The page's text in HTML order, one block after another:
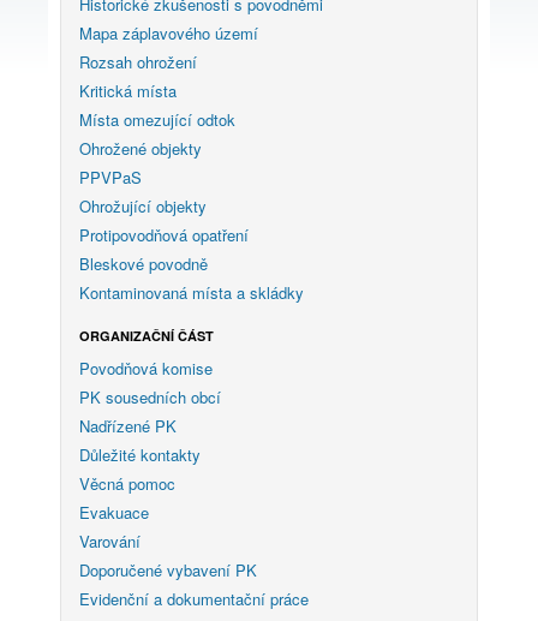
Mapa záplavového území
Rozsah ohrožení
Kritická místa
Místa omezující odtok
Ohrožené objekty
PPVPaS
Ohrožující objekty
Protipovodňová opatření
Bleskové povodně
Kontaminovaná místa a skládky
ORGANIZAČNÍ ČÁST
Povodňová komise
PK sousedních obcí
Nadřízené PK
Důležité kontakty
Věcná pomoc
Evakuace
Varování
Doporučené vybavení PK
Evidenční a dokumentační práce